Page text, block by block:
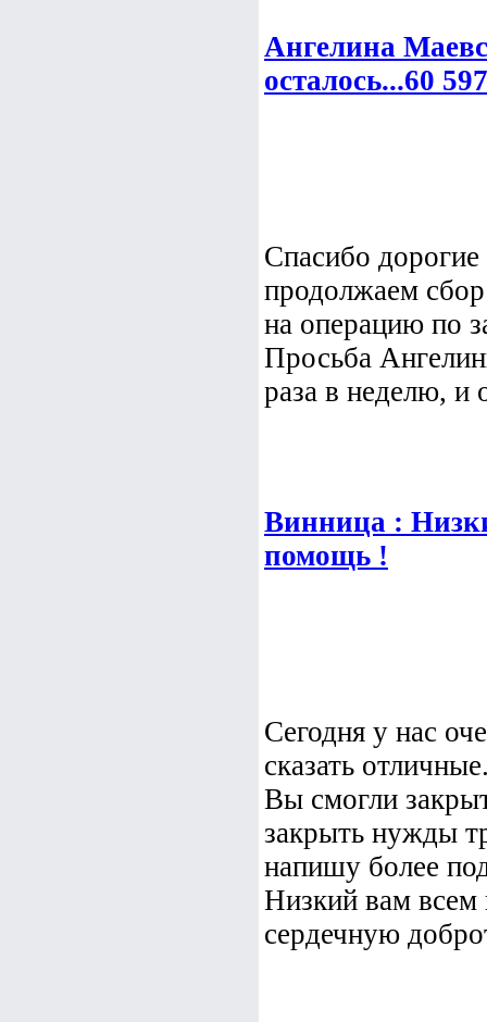
Ангелина
осталось...60
Спасибо
продолжаем
на операцию по
Просьба
раза в неделю, и
Винница :
помощь !
Сегодня у нас
сказать
Вы смогли
закрыть нужды
напишу более
Низкий вам всем
сердечную